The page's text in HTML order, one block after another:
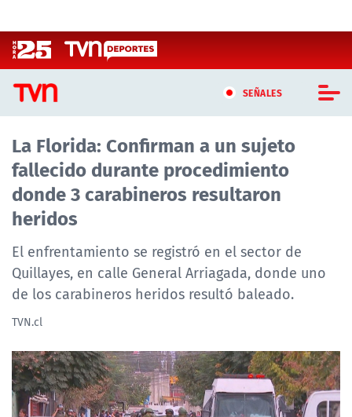
SEÑALES
CASTING MASTERCHEF CHILE
CASTING TVN VERTICAL
TVN VERTICAL
TVN PLAY
PROGRAMAS
TELESERIES
NTV
ACTUALIDAD Y TENDENCIAS
La Florida: Confirman a un sujeto
fallecido durante procedimiento
donde 3 carabineros resultaron
heridos
El enfrentamiento se registró en el sector de
Quillayes, en calle General Arriagada, donde uno
de los carabineros heridos resultó baleado.
TVN.cl